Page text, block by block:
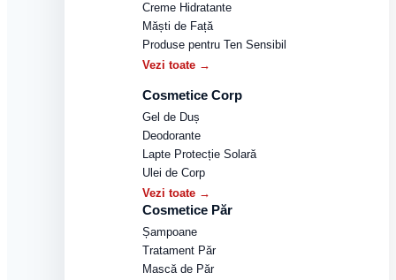
Creme Hidratante
Măști de Față
Produse pentru Ten Sensibil
Vezi toate →
Cosmetice Corp
Gel de Duș
Deodorante
Lapte Protecție Solară
Ulei de Corp
Vezi toate →
Cosmetice Păr
Șampoane
Tratament Păr
Mască de Păr